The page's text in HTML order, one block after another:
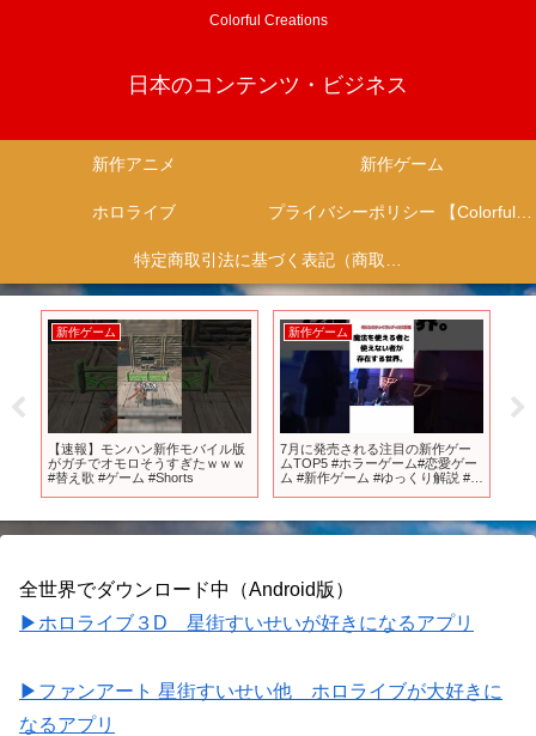
Colorful Creations
日本のコンテンツ・ビジネス
新作アニメ 新作ゲーム
ホロライブ プライバシーポリシー 【Colorful Creation】
特定商取引法に基づく表記（商取引に関する開示）
新作ゲーム
【速報】モンハン新作モバイル版
がガチでオモロそうすぎたｗｗｗ
#替え歌 #ゲーム #Shorts
新作ゲーム
7月に発売される注目の新作ゲー
ムTOP5 #ホラーゲーム#恋愛ゲー
ム #新作ゲーム #ゆっくり解説 #ゆ
全世界でダウンロード中（Android版）
▶ホロライブ３D 星街すいせいが好きになるアプリ
▶ファンアート 星街すいせい他 ホロライブが大好きに
なるアプリ